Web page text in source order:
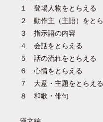
１ 登場人物をとらえる
２ 動作主（主語）をと
３ 指示語の内容
４ 会話をとらえる
５ 話の流れをとらえる
６ 心情をとらえる
７ 大意・主題をとらえる
８ 和歌・俳句